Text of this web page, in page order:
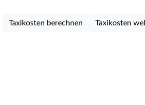
Taxikosten berechnen Taxikosten